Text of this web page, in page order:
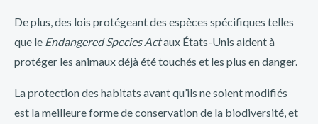
De plus, des lois protégeant des espèces spécifiques telles
que le Endangered Species Actaux États-Unis aident à
protéger les animaux déjà été touchés et les plus en danger.
La protection des habitats avant qu’ils ne soient modifiés
est la meilleure forme de conservation de la biodiversité, et